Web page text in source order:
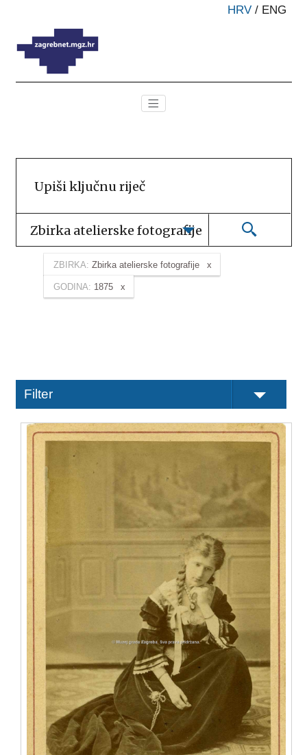
HRV / ENG
Zbirka atelierske fotografije
ZBIRKA: Zbirka atelierske fotografije
GODINA: 1875
Filter